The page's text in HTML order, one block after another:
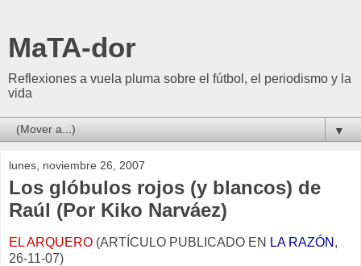
MaTA-dor
Reflexiones a vuela pluma sobre el fútbol, el periodismo y la
vida
▼
lunes, noviembre 26, 2007
Los glóbulos rojos (y blancos) de
Raúl (Por Kiko Narváez)
EL ARQUERO (ARTÍCULO PUBLICADO EN LA RAZÓN ,
26-11-07)